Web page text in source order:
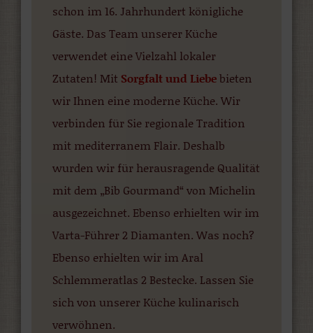
schon im 16. Jahrhundert königliche
Gäste. Das Team unserer Küche
verwendet eine Vielzahl lokaler
Zutaten! Mit Sorgfalt und Liebebieten
wir Ihnen eine moderne Küche. Wir
verbinden für Sie regionale Tradition
mit mediterranem Flair. Deshalb
wurden wir für herausragende Qualität
mit dem „Bib Gourmand“ von Michelin
ausgezeichnet. Ebenso erhielten wir im
Varta-Führer 2 Diamanten. Was noch?
Ebenso erhielten wir im Aral
Schlemmeratlas 2 Bestecke. Lassen Sie
sich von unserer Küche kulinarisch
verwöhnen.